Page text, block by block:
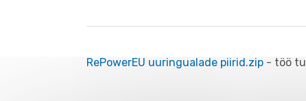
RePowerEU uuringualade piirid.zip - töö